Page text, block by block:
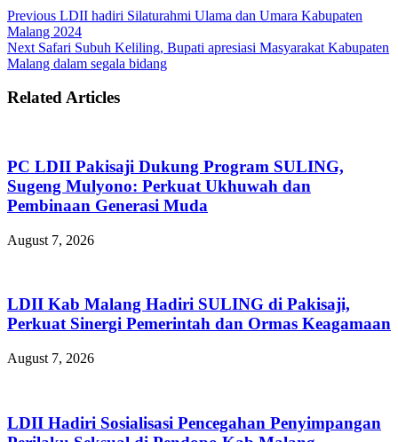
Previous LDII hadiri Silaturahmi Ulama dan Umara Kabupaten
Malang 2024
Next Safari Subuh Keliling, Bupati apresiasi Masyarakat Kabupaten
Malang dalam segala bidang
Related Articles
PC LDII Pakisaji Dukung Program SULING,
Sugeng Mulyono: Perkuat Ukhuwah dan
Pembinaan Generasi Muda
August 7, 2026
LDII Kab Malang Hadiri SULING di Pakisaji,
Perkuat Sinergi Pemerintah dan Ormas Keagamaan
August 7, 2026
LDII Hadiri Sosialisasi Pencegahan Penyimpangan